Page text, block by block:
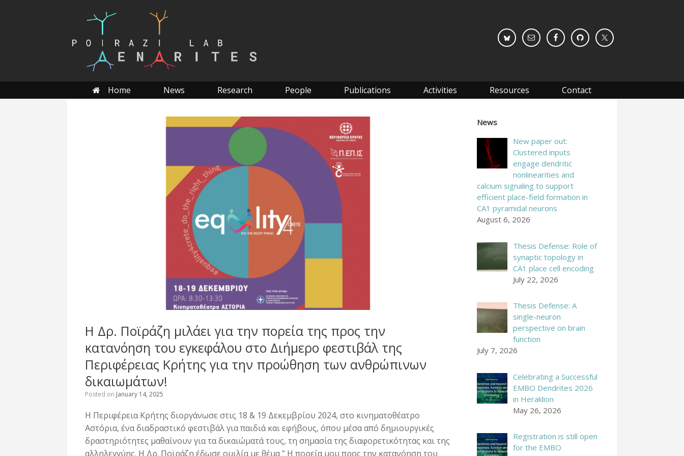
Home News Research People Publications Activities Resources Contact
Η Δρ. Ποϊράζη μιλάει για την πορεία της προς την
κατανόηση του εγκεφάλου στο Διήμερο φεστιβάλ της
Περιφέρειας Κρήτης για την προώθηση των ανθρώπινων
δικαιωμάτων!
Posted on January 14, 2025
Η Περιφέρεια Κρήτης διοργάνωσε στις 18 & 19 Δεκεμβρίου 2024, στο κινηματοθέατρο
Αστόρια, ένα διαδραστικό φεστιβάλ για παιδιά και εφήβους, όπου μέσα από δημιουργικές
δραστηριότητες μαθαίνουν για τα δικαιώματά τους, τη σημασία της διαφορετικότητας και της
αλληλεγγύης. Η Δρ. Ποϊράζη έδωσε ομιλία με θέμα ” Η πορεία μου προς την κατανόηση του
News
New paper out:
Clustered inputs
engage dendritic
nonlinearities and
calcium signaling to support
efficient place-field formation in
CA1 pyramidal neurons
August 6, 2026
Thesis Defense: Role of
synaptic topology in
CA1 place cell encoding
July 22, 2026
Thesis Defense: A
single-neuron
perspective on brain
function
July 7, 2026
Celebrating a Successful
EMBO Dendrites 2026
in Heraklion
May 26, 2026
Registration is still open
for the EMBO